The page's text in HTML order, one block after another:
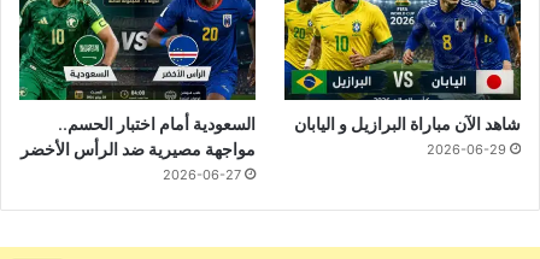
شاهد الآن مباراة البرازيل و اليابان
2026-06-29
السعودية أمام اختبار الحسم..
مواجهة مصيرية ضد الرأس الأخضر
2026-06-27